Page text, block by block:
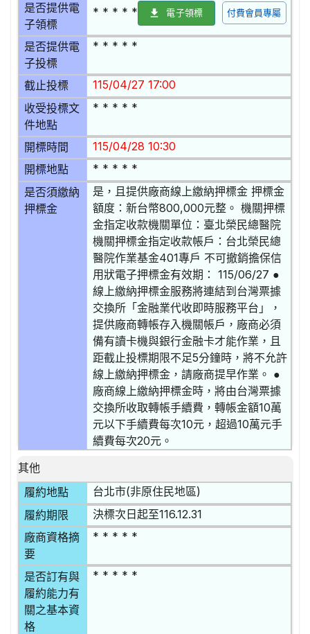
是否提供電
子領標
* * * * * 電子領標 付費會員專屬
是否提供電
子投標
* * * * *
截止投標 115/04/27 17:00
收受投標文
件地點
* * * * *
開標時間 115/04/28 10:30
開標地點 * * * * *
是否須繳納
押標金
是，且提供廠商線上繳納押標金 押標金
額度：新台幣800,000元整。 機關押標
金指定收款機關單位：臺北榮民總醫院
機關押標金指定收款帳戶：台北榮民總
醫院作業基金401專戶 不可撤銷擔保信
用狀電子押標金有效期： 115/06/27 ●
線上繳納押標金服務將連結到台灣票據
交換所「金融業代收即時服務平台」，
提供廠商轉帳存入機關帳戶，廠商必須
備有讀卡機與銀行金融卡才能作業，且
距截止投標期限不足5分鐘時，將不允許
線上繳納押標金，請廠商提早作業。 ●
廠商線上繳納押標金時，將由台灣票據
交換所收取轉帳手續費，轉帳金額10萬
元以下手續費每次10元，超過10萬元手
續費每次20元。
其他
履約地點
台北市(非原住民地區)
履約期限 決標次日起至116.12.31
廠商資格摘
要
* * * * *
是否訂有與
履約能力有
關之基本資
格
* * * * *